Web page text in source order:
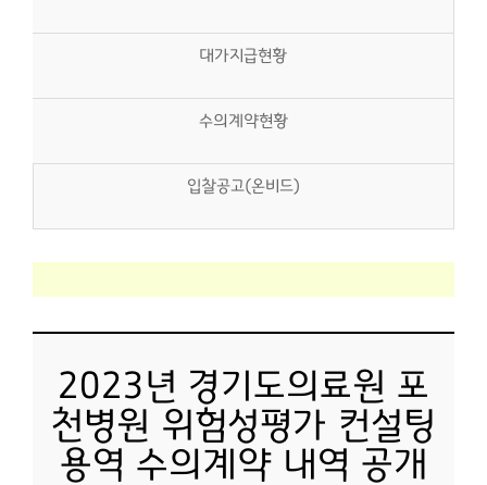
대가지급현황
수의계약현황
입찰공고(온비드)
2023년 경기도의료원 포
천병원 위험성평가 컨설팅
용역 수의계약 내역 공개